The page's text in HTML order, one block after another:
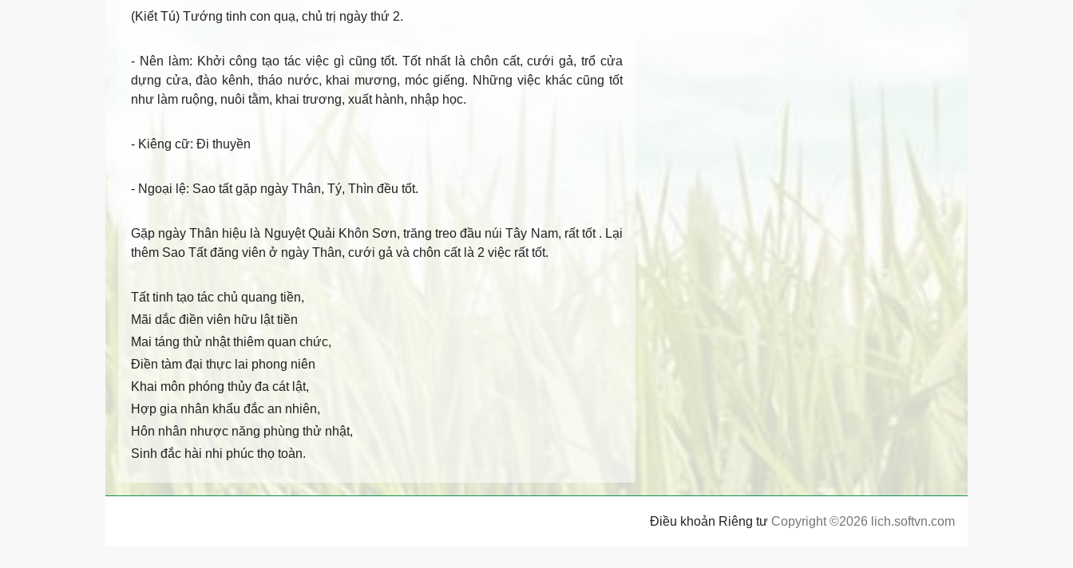
(Kiết Tú) Tướng tinh con quạ, chủ trị ngày thứ 2.
- Nên làm: Khởi công tạo tác việc gì cũng tốt. Tốt nhất là chôn cất, cưới gả, trổ cửa
dựng cửa, đào kênh, tháo nước, khai mương, móc giếng. Những việc khác cũng tốt
như làm ruộng, nuôi tằm, khai trương, xuất hành, nhập học.
- Kiêng cữ: Đi thuyền
- Ngoại lệ: Sao tất gặp ngày Thân, Tý, Thìn đều tốt.
Gặp ngày Thân hiệu là Nguyệt Quải Khôn Sơn, trăng treo đầu núi Tây Nam, rất tốt . Lại
thêm Sao Tất đăng viên ở ngày Thân, cưới gả và chôn cất là 2 việc rất tốt.
Tất tinh tạo tác chủ quang tiền,
Mãi dắc điền viên hữu lật tiền
Mai táng thử nhật thiêm quan chức,
Điền tàm đại thực lai phong niên
Khai môn phóng thủy đa cát lật,
Hợp gia nhân khẩu đắc an nhiên,
Hôn nhân nhược năng phùng thử nhật,
Sinh đắc hài nhi phúc thọ toàn.
Điều khoản Riêng tư Copyright ©2026 lich.softvn.com